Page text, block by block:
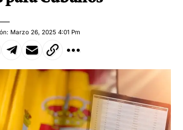
Marzo 26, 2025 4:01 Pm